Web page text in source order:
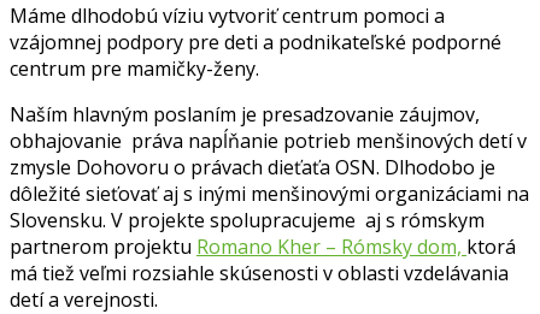
Máme dlhodobú víziu vytvoriť centrum pomoci a
vzájomnej podpory pre deti a podnikateľské podporné
centrum pre mamičky-ženy.
Naším hlavným poslaním je presadzovanie záujmov,
obhajovanie práva napĺňanie potrieb menšinových detí v
zmysle Dohovoru o právach dieťaťa OSN. Dlhodobo je
dôležité sieťovať aj s inými menšinovými organizáciami na
Slovensku. V projekte spolupracujeme aj s rómskym
partnerom projektu Romano Kher – Rómsky dom, ktorá
má tiež veľmi rozsiahle skúsenosti v oblasti vzdelávania
detí a verejnosti.